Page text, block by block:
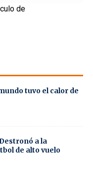
de
tuvo el calor de
a la
de alto vuelo